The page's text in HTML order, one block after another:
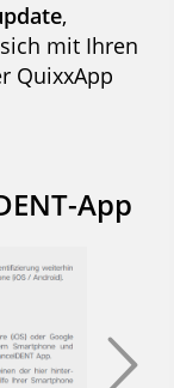
,
mit Ihren
QuixxApp
App